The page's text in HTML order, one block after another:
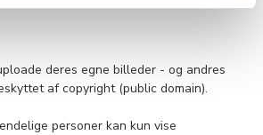
deres egne billeder - og andres
af copyright (public domain).
personer kan kun vise